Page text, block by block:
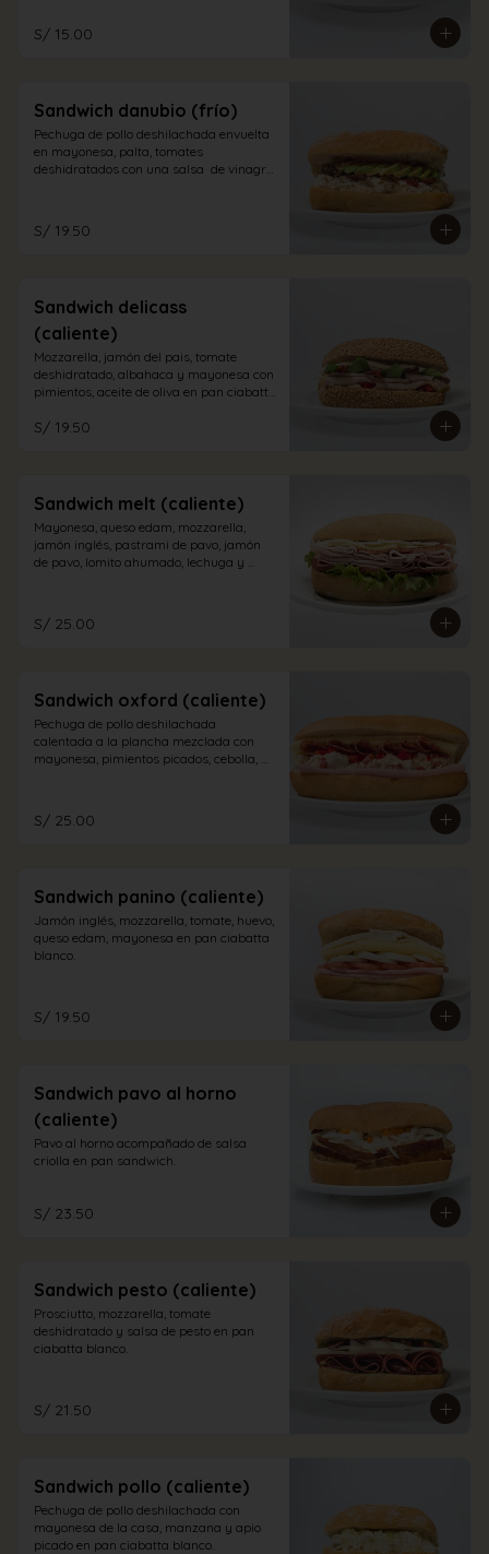
S/ 15.00
Sandwich danubio (frío)
Pechuga de pollo deshilachada envuelta
en mayonesa, palta, tomates
deshidratados con una salsa  de vinagre
S/ 19.50
Sandwich delicass
(caliente)
Mozzarella, jamón del pais, tomate
deshidratado, albahaca y mayonesa con
pimientos, aceite de oliva en pan ciabatta
S/ 19.50
Sandwich melt (caliente)
Mayonesa, queso edam, mozzarella,
jamón inglés, pastrami de pavo, jamón
de pavo, lomito ahumado, lechuga y
S/ 25.00
Sandwich oxford (caliente)
Pechuga de pollo deshilachada
calentada a la plancha mezclada con
mayonesa, pimientos picados, cebolla,
S/ 25.00
Sandwich panino (caliente)
Jamón inglés, mozzarella, tomate, huevo,
queso edam, mayonesa en pan ciabatta
blanco.
S/ 19.50
Sandwich pavo al horno
(caliente)
Pavo al horno acompañado de salsa
criolla en pan sandwich.
S/ 23.50
Sandwich pesto (caliente)
Prosciutto, mozzarella, tomate
deshidratado y salsa de pesto en pan
ciabatta blanco.
S/ 21.50
Sandwich pollo (caliente)
Pechuga de pollo deshilachada con
mayonesa de la casa, manzana y apio
picado en pan ciabatta blanco.